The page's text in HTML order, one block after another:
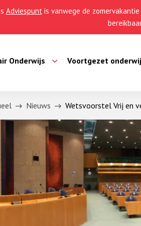
Adviespuntis vanwege de
Onderwijs Voortgezet
Nieuws Wetsvoorstel Vrij en